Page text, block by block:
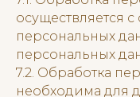
осуществляется с
персональных
персональных
7.2. Обработка
необходима для